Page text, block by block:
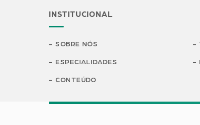
INSTITUCIONAL
SOBRE NÓS
ESPECIALIDADES
CONTEÚDO